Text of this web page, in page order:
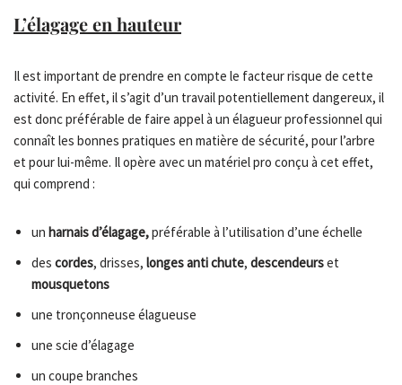
L’élagage en hauteur
Il est important de prendre en compte le facteur risque de cette
activité. En effet, il s’agit d’un travail potentiellement dangereux, il
est donc préférable de faire appel à un élagueur professionnel qui
connaît les bonnes pratiques en matière de sécurité, pour l’arbre
et pour lui-même. Il opère avec un matériel pro conçu à cet effet,
qui comprend :
un harnais d’élagage,préférable à l’utilisation d’une échelle
des cordes, drisses, longes anti chute, descendeurset
mousquetons
une tronçonneuse élagueuse
une scie d’élagage
un coupe branches